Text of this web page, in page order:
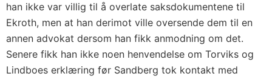
han ikke var villig til å overlate saksdokumentene til
Ekroth, men at han derimot ville oversende dem til en
annen advokat dersom han fikk anmodning om det.
Senere fikk han ikke noen henvendelse om Torviks og
Lindboes erklæring før Sandberg tok kontakt med